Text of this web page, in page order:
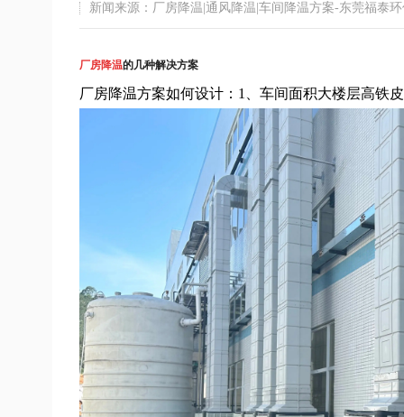
新闻来源：厂房降温|通风降温|车间降温方案-东莞福泰
厂房降温的几种解决方案
厂房降温方案如何设计：1、车间面积大楼层高铁